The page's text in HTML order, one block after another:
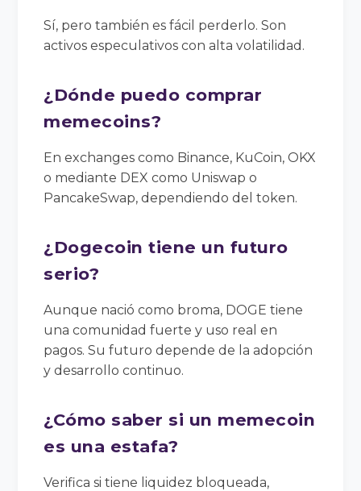
Sí, pero también es fácil perderlo. Son
activos especulativos con alta volatilidad.
¿Dónde puedo comprar
memecoins?
En exchanges como Binance, KuCoin, OKX
o mediante DEX como Uniswap o
PancakeSwap, dependiendo del token.
¿Dogecoin tiene un futuro
serio?
Aunque nació como broma, DOGE tiene
una comunidad fuerte y uso real en
pagos. Su futuro depende de la adopción
y desarrollo continuo.
¿Cómo saber si un memecoin
es una estafa?
Verifica si tiene liquidez bloqueada,